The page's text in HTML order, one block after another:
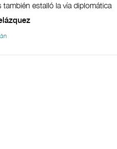
estalló la vía diplomática